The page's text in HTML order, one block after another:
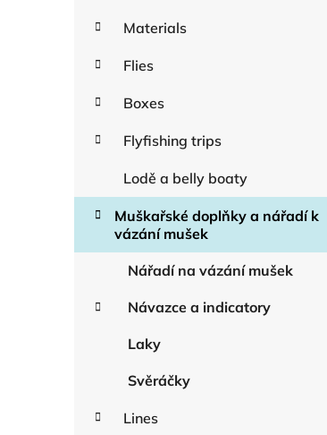
Materials
Flies
Boxes
Flyfishing trips
Lodě a belly boaty
Muškařské doplňky a nářadí k
vázání mušek
Nářadí na vázání mušek
Návazce a indicatory
Laky
Svěráčky
Lines